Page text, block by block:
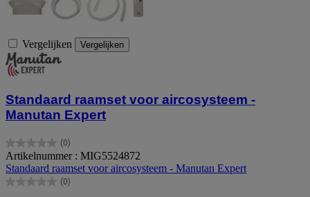
Vergelijken Vergelijken
Standaard raamset voor aircosysteem -
Manutan Expert
(0)
0.0
van
de
5
Artikelnummer : MIG5524872
Standaard raamset voor aircosysteem - Manutan Expert
(0)
0.0